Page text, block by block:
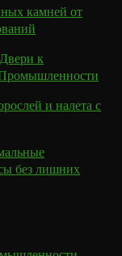
камней от
к
и налета с
без лишних